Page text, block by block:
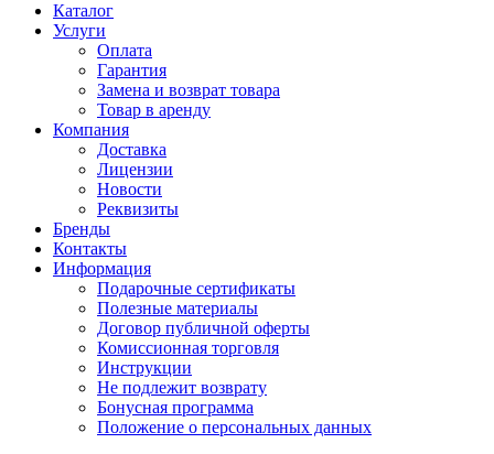
Каталог
Услуги
Оплата
Гарантия
Замена и возврат товара
Товар в аренду
Компания
Доставка
Лицензии
Новости
Реквизиты
Бренды
Контакты
Информация
Подарочные сертификаты
Полезные материалы
Договор публичной оферты
Комиссионная торговля
Инструкции
Не подлежит возврату
Бонусная программа
Положение о персональных данных